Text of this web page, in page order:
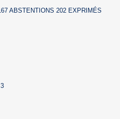
ABSTENTIONS 202 EXPRIMÉS